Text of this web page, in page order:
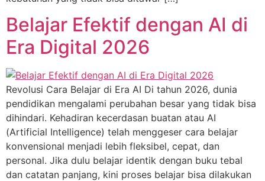
Belajar Efektif dengan AI di
Era Digital 2026
Revolusi Cara Belajar di Era AI Di tahun 2026, dunia
pendidikan mengalami perubahan besar yang tidak bisa
dihindari. Kehadiran kecerdasan buatan atau AI
(Artificial Intelligence) telah menggeser cara belajar
konvensional menjadi lebih fleksibel, cepat, dan
personal. Jika dulu belajar identik dengan buku tebal
dan catatan panjang, kini proses belajar bisa dilakukan